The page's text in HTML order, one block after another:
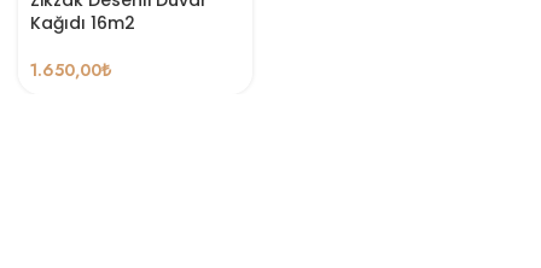
Kağıdı 16m2
1.650,00₺